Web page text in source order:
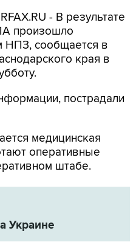
- В результате
произошло
НПЗ, сообщается в
края в
пострадали
медицинская
оперативные
штабе.
Украине